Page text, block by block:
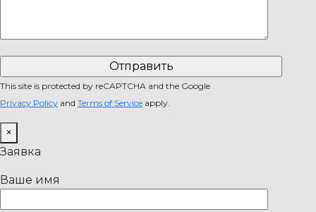
This site is protected by reCAPTCHA and the Google
Privacy Policy and Terms of Service apply.
×
Заявка
Ваше имя